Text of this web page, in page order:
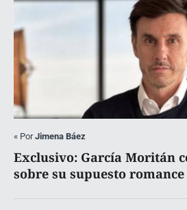
« PorJimena Báez
Exclusivo: García Moritán
sobre su supuesto